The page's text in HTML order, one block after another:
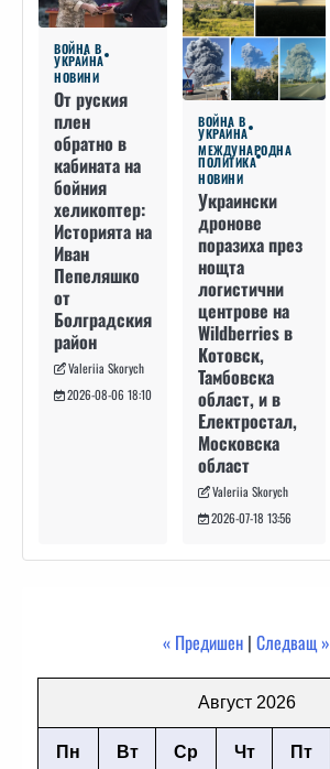
ВОЙНА В
УКРАЙНА
НОВИНИ
От руския
плен
обратно в
кабината на
бойния
хеликоптер:
Историята на
Иван
Пепеляшко
от
Болградския
район
Valeriia Skorych
2026-08-06 18:10
ВОЙНА В
УКРАЙНА
МЕЖДУНАРОДНА
ПОЛИТИКА
НОВИНИ
Украински
дронове
поразиха през
нощта
логистични
центрове на
Wildberries в
Котовск,
Тамбовска
област, и в
Електростал,
Московска
област
Valeriia Skorych
2026-07-18 13:56
« Предишен | Следващ »
Август 2026
Пн Вт Ср Чт Пт